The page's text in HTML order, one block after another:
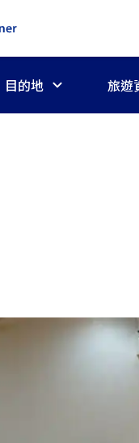
目的地 旅遊